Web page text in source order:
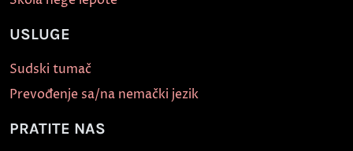
USLUGE
Sudski tumač
Prevođenje sa/na nemački jezik
PRATITE NAS